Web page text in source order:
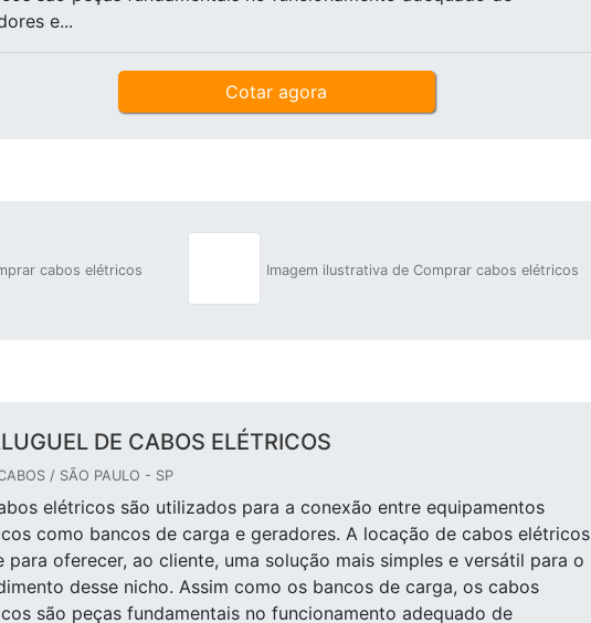
e...
Cotar agora
cabos elétricos Imagem ilustrativa de Comprar cabos elétricos
DE CABOS ELÉTRICOS
/ SÃO PAULO - SP
elétricos são utilizados para a conexão entre equipamentos
como bancos de carga e geradores. A locação de cabos elétricos
para oferecer, ao cliente, uma solução mais simples e versátil para o
desse nicho. Assim como os bancos de carga, os cabos
são peças fundamentais no funcionamento adequado de